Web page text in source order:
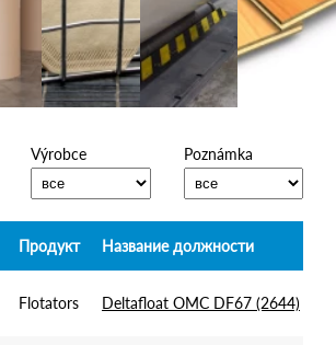
Výrobce Poznámka
Продукт Название должности
Flotators Deltafloat OMC DF67 (2644)